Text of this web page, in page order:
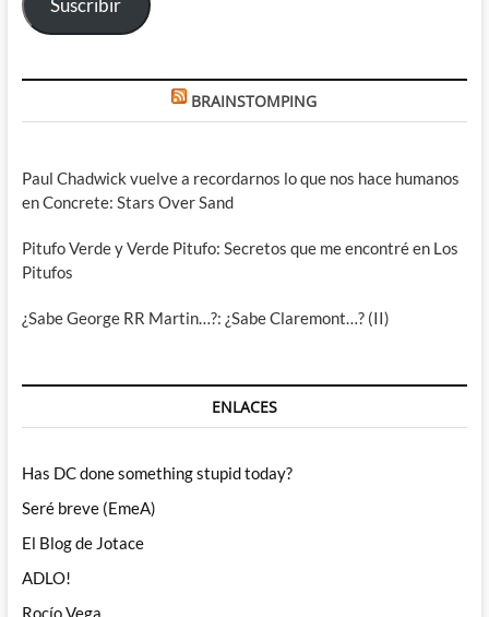
Suscribir
BRAINSTOMPING
Paul Chadwick vuelve a recordarnos lo que nos hace humanos
en Concrete: Stars Over Sand
Pitufo Verde y Verde Pitufo: Secretos que me encontré en Los
Pitufos
¿Sabe George RR Martin…?: ¿Sabe Claremont…? (II)
ENLACES
Has DC done something stupid today?
Seré breve (EmeA)
El Blog de Jotace
ADLO!